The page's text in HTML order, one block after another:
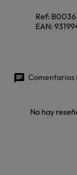
Ref:
EAN:
Comentarios
No hay